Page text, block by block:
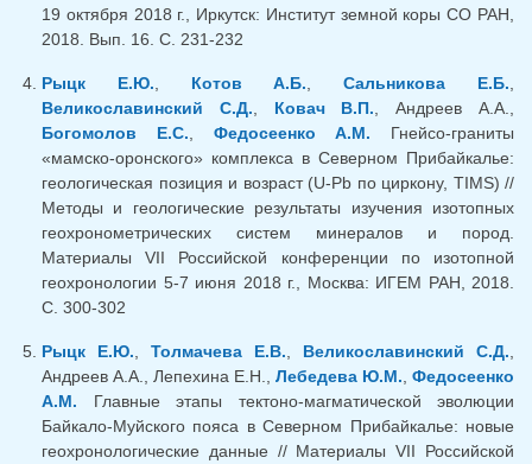
19 октября 2018 г., Иркутск: Институт земной коры СО РАН,
2018. Вып. 16. С. 231-232
Рыцк Е.Ю. Котов А.Б. ,Сальникова Е.Б.
Великославинский С.Д.
Ковач В.П. , Андреев А.А.,
Богомолов Е.С.
Федосеенко А.М. Гнейсо-граниты
«мамско-оронского» комплекса в Северном Прибайкалье:
геологическая позиция и возраст (U-Pb по циркону, TIMS) //
Методы и геологические результаты изучения изотопных
геохронометрических систем минералов и пород.
Материалы VII Российской конференции по изотопной
геохронологии 5-7 июня 2018 г., Москва: ИГЕМ РАН, 2018.
С. 300-302
Рыцк Е.Ю. Толмачева Е.В. Великославинский С.Д.
Андреев А.А., Лепехина Е.Н., Лебедева Ю.М. Федосеенко
А.М. Главные этапы тектоно-магматической эволюции
Байкало-Муйского пояса в Северном Прибайкалье: новые
геохронологические данные // Материалы VII Российской